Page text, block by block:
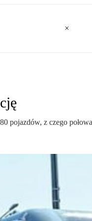
pojazdów, z czego